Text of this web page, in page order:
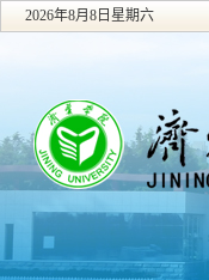
2026年8月8日星期六